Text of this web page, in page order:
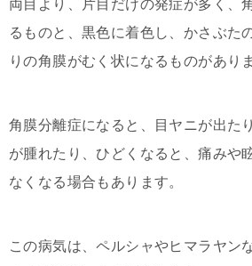
両目より、片目だけの発症が多く、
るものと、黒色に着色し、かさぶた
りの角膜がむく状になるものがあり
角膜分離症になると、目ヤニが出た
が腫れたり、ひどくなると、痛みや
なくなる場合もあります。
この病気は、ペルシャやヒマラヤン